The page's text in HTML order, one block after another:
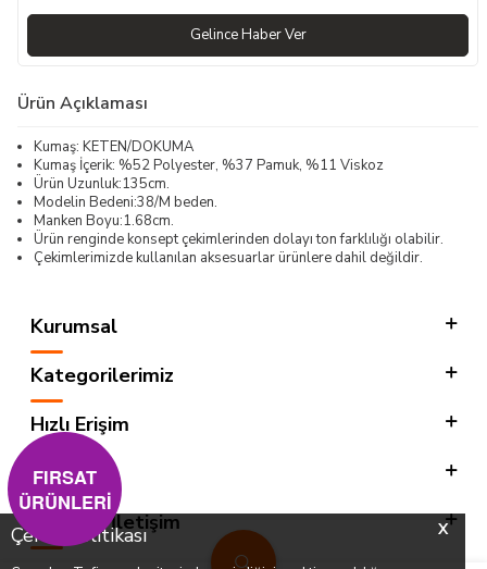
X
Çerez Politikası
Gelince Haber Ver
Ürün Açıklaması
Kumaş: KETEN/DOKUMA
Kumaş İçerik: %52 Polyester, %37 Pamuk, %11 Viskoz
Ürün Uzunluk:135cm.
Modelin Bedeni:38/M beden.
Manken Boyu:1.68cm.
Ürün renginde konsept çekimlerinden dolayı ton farklılığı olabilir.
Çekimlerimizde kullanılan aksesuarlar ürünlere dahil değildir.
Kurumsal
Kategorilerimiz
Hızlı Erişim
Sosyal
Adres & İletişim
FIRSAT
ÜRÜNLERİ